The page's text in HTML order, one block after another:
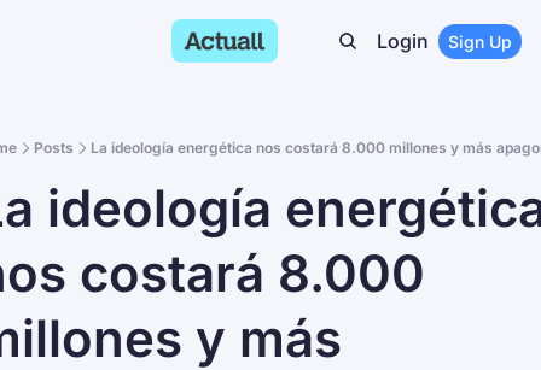
Login Sign Up
Posts La ideología energética nos costará 8.000 millones y más
ideología
costará 8.000
y más